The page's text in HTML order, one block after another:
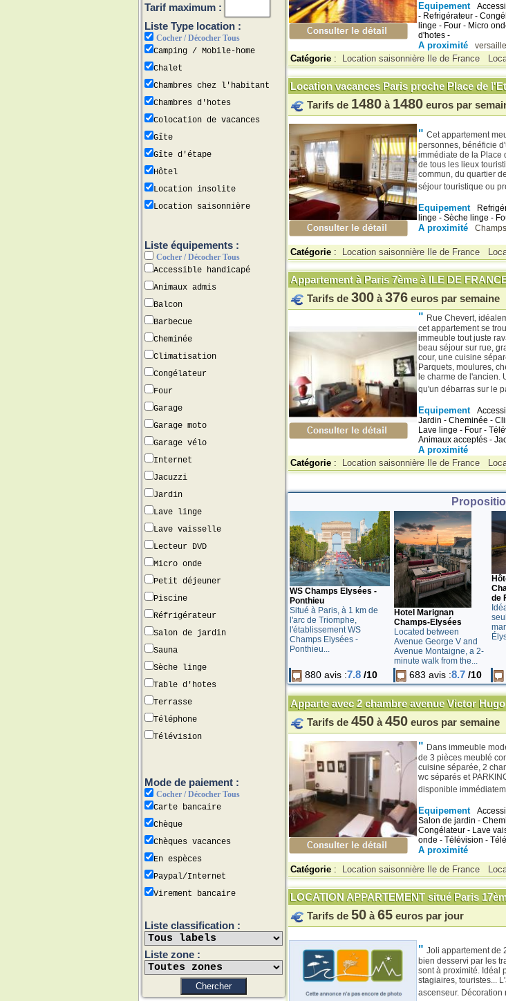
Tarif maximum :
Liste Type location :
Cocher / Décocher Tous
Camping / Mobile-home
Chalet
Chambres chez l'habitant
Chambres d'hotes
Colocation de vacances
Gîte
Gîte d'étape
Hôtel
Location insolite
Location saisonnière
Liste équipements :
Cocher / Décocher Tous
Accessible handicapé
Animaux admis
Balcon
Barbecue
Cheminée
Climatisation
Congélateur
Four
Garage
Garage moto
Garage vélo
Internet
Jacuzzi
Jardin
Lave linge
Lave vaisselle
Lecteur DVD
Micro onde
Petit déjeuner
Piscine
Réfrigérateur
Salon de jardin
Sauna
Sèche linge
Table d'hotes
Terrasse
Téléphone
Télévision
Mode de paiement :
Cocher / Décocher Tous
Carte bancaire
Chèque
Chèques vacances
En espèces
Paypal/Internet
Virement bancaire
Liste classification :
Liste zone :
Equipement
- Refrigérateur -
linge - Four - Micro
d'hotes -
A proximité
Catégorie : Location saisonnière Ile de France
Location vacances Paris proche Place de
Tarifs de 1480 à 1480 euros par
" Cet appartement
personnes, bénéficie
immédiate de la Place
de tous les lieux
commun, du quartier
séjour touristique ou
Equipement
linge - Sèche linge -
A proximité
Catégorie : Location saisonnière Ile de France
Appartement à Paris 7ème à ILE DE
Tarifs de 300 à 376 euros par semaine
" Rue Chevert,
cet appartement se
immeuble tout juste
beau séjour sur rue,
cour, une cuisine
Parquets, moulures,
le charme de l'ancien.
qu'un débarras sur le
Equipement
Jardin - Cheminée -
Lave linge - Four -
Animaux acceptés -
A proximité
Catégorie : Location saisonnière Ile de France
WS Champs Elysées -
Ponthieu
Situé à Paris, à 1 km de
l'arc de Triomphe,
l'établissement WS
Champs Elysées -
Ponthieu...
Hotel Marignan
Champs-Elysées
Located between
Avenue George V and
Avenue Montaigne, a 2-
minute walk from the...
de
880 avis :7.8 /10 683 avis :8.7 /10
Apparte avec 2 chambre avenue Victor
Tarifs de 450 à 450 euros par semaine
" Dans immeuble
de 3 pièces meublé
cuisine séparée, 2
wc séparés et
disponible
Equipement
Salon de jardin -
Congélateur - Lave
onde - Télévision -
A proximité
Catégorie : Location saisonnière Ile de France
LOCATION APPARTEMENT situé Paris
Tarifs de 50 à 65 euros par jour
" Joli appartement de
bien desservi par les
sont à proximité. Idéal
stagiaires, touristes...
ascenseur. Décoration